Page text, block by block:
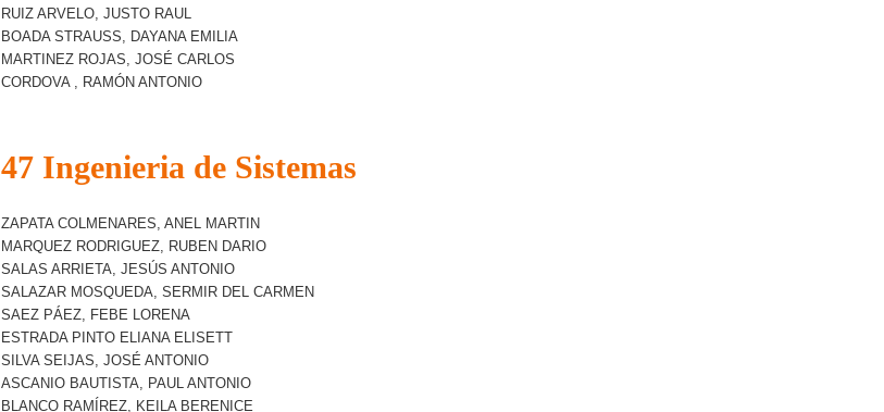
RUIZ ARVELO, JUSTO RAUL
BOADA STRAUSS, DAYANA EMILIA
MARTINEZ ROJAS, JOSÉ CARLOS
CORDOVA , RAMÓN ANTONIO
47 Ingenieria de Sistemas
ZAPATA COLMENARES, ANEL MARTIN
MARQUEZ RODRIGUEZ, RUBEN DARIO
SALAS ARRIETA, JESÚS ANTONIO
SALAZAR MOSQUEDA, SERMIR DEL CARMEN
SAEZ PÁEZ, FEBE LORENA
ESTRADA PINTO ELIANA ELISETT
SILVA SEIJAS, JOSÉ ANTONIO
ASCANIO BAUTISTA, PAUL ANTONIO
BLANCO RAMÍREZ, KEILA BERENICE